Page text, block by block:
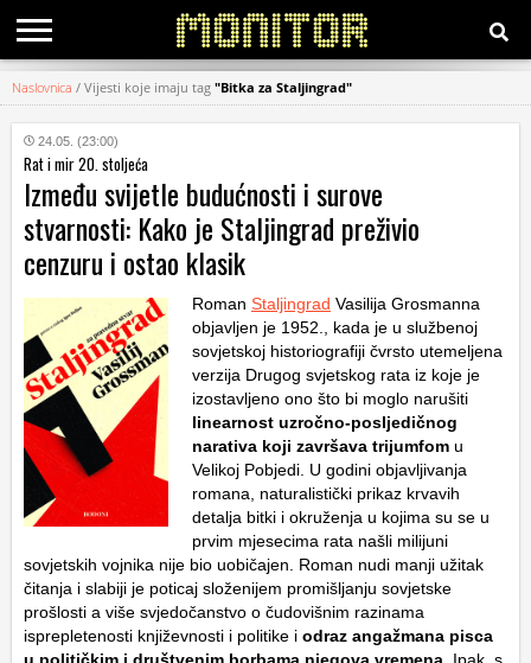
KATEGORIJE
HRVATSKI
WEB
Naslovnica / Vijesti koje imaju tag "Bitka za Staljingrad"
24.05. (23:00)
Rat i mir 20. stoljeća
Između svijetle budućnosti i surove
stvarnosti: Kako je Staljingrad preživio
cenzuru i ostao klasik
Roman Staljingrad Vasilija Grosmanna
objavljen je 1952., kada je u službenoj
sovjetskoj historiografiji čvrsto utemeljena
verzija Drugog svjetskog rata iz koje je
izostavljeno ono što bi moglo narušiti
linearnost uzročno-posljedičnog
narativa koji završava trijumfom u
Velikoj Pobjedi. U godini objavljivanja
romana, naturalistički prikaz krvavih
detalja bitki i okruženja u kojima su se u
prvim mjesecima rata našli milijuni
sovjetskih vojnika nije bio uobičajen. Roman nudi manji užitak
čitanja i slabiji je poticaj složenijem promišljanju sovjetske
prošlosti a više svjedočanstvo o čudovišnim razinama
isprepletenosti književnosti i politike i odraz angažmana pisca